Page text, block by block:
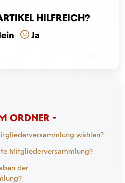
hilfreich?
Ja
ORDNER -
wählen?
Mitgliederversammlung?
der